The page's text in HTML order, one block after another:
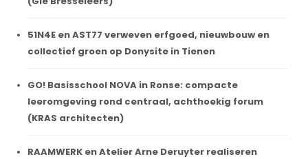
51N4E en AST77 verweven erfgoed, nieuwbouw en
collectief groen op Donysite in Tienen
GO! Basisschool NOVA in Ronse: compacte
leeromgeving rond centraal, achthoekig forum
(KRAS architecten)
RAAMWERK en Atelier Arne Deruyter realiseren